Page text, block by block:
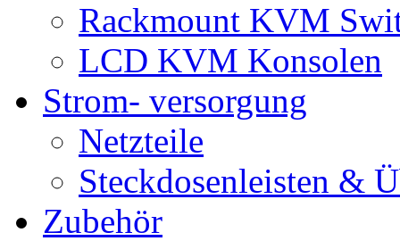
Rackmount KVM
LCD KVM Konsolen
Strom- versorgung
Netzteile
Steckdosenleisten &
Zubehör